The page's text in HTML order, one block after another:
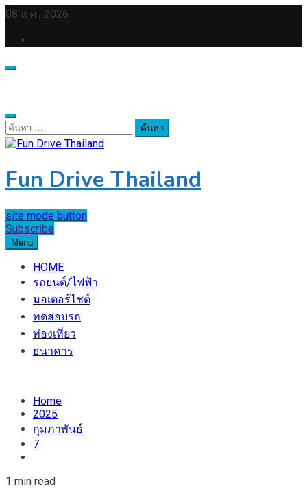
Skip
content
08 ส.ค., 2026
ค้นหา
สำหรับ:
Fun Drive Thailand
site mode button
Subscribe
Menu
HOME
รถยนต์/ไฟฟ้า
มอเตอร์ไชต์
ทดสอบรถ
ท่องเที่ยว
ธนาคาร
Home
2025
กุมภาพันธ์
7
1 min read